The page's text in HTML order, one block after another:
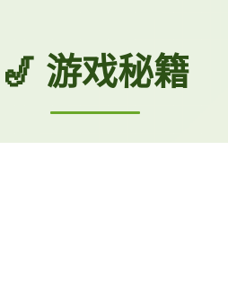
🎷 游戏秘籍